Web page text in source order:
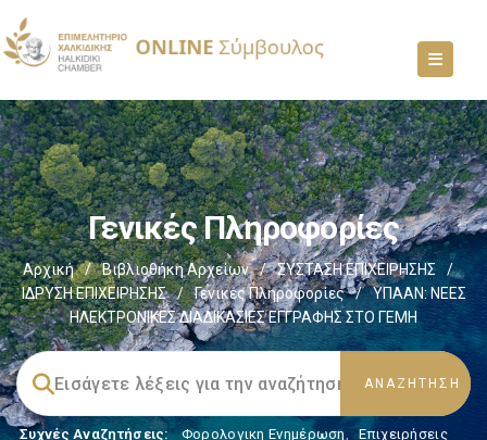
Γενικές Πληροφορίες
Αρχική / Βιβλιοθήκη Αρχείων / ΣΥΣΤΑΣΗ ΕΠΙΧΕΙΡΗΣΗΣ
/
ΙΔΡΥΣΗ ΕΠΙΧΕΙΡΗΣΗΣ
/ Γενικές Πληροφορίες /
ΥΠΑΑΝ: ΝΕΕΣ
ΗΛΕΚΤΡΟΝΙΚΕΣ ΔΙΑΔΙΚΑΣΙΕΣ ΕΓΓΡΑΦΗΣ ΣΤΟ ΓΕΜΗ
Συχνές Αναζητήσεις: Φορολογικη Ενημέρωση, Επιχειρήσεις